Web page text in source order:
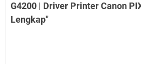
G4200 | Driver Printer Canon
Lengkap"